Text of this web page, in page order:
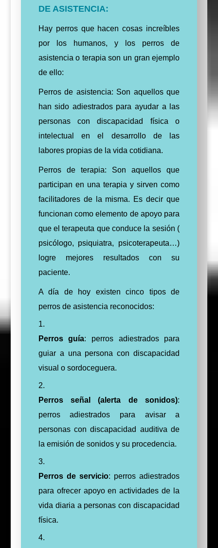
DE ASISTENCIA:
Hay perros que hacen cosas increíbles
por los humanos, y los perros de
asistencia o terapia son un gran ejemplo
de ello:
Perros de asistencia: Son aquellos que
han sido adiestrados para ayudar a las
personas con discapacidad física o
intelectual en el desarrollo de las
labores propias de la vida cotidiana.
Perros de terapia: Son aquellos que
participan en una terapia y sirven como
facilitadores de la misma. Es decir que
funcionan como elemento de apoyo para
que el terapeuta que conduce la sesión (
psicólogo, psiquiatra, psicoterapeuta…)
logre mejores resultados con su
paciente.
A día de hoy existen cinco tipos de
perros de asistencia reconocidos:
Perros guía: perros adiestrados para
guiar a una persona con discapacidad
visual o sordoceguera.
Perros señal (alerta de sonidos):
perros adiestrados para avisar a
personas con discapacidad auditiva de
la emisión de sonidos y su procedencia.
Perros de servicio: perros adiestrados
para ofrecer apoyo en actividades de la
vida diaria a personas con discapacidad
física.